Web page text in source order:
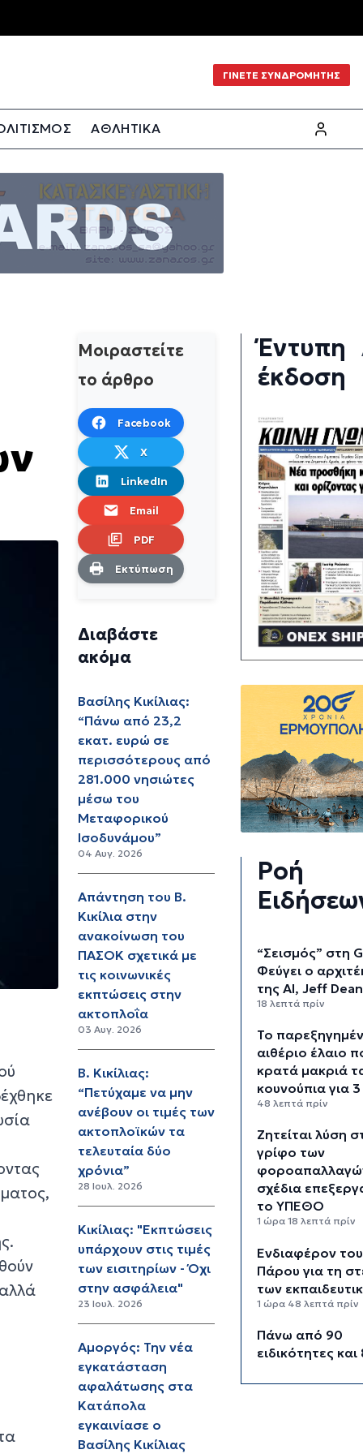
ΓΙΝΕΤΕ ΣΥΝΔΡΟΜΗΤΗΣ
ΑΘΛΗΤΙΚΑ
Μοιραστείτε
το άρθρο
Facebook
X
LinkedIn
Email
PDF
Εκτύπωση
Διαβάστε
ακόμα
Βασίλης Κικίλιας:
“Πάνω από 23,2
εκατ. ευρώ σε
περισσότερους από
281.000 νησιώτες
μέσω του
Μεταφορικού
Ισοδυνάμου”
04 Αυγ. 2026
Απάντηση του Β.
Κικίλια στην
ανακοίνωση του
ΠΑΣΟΚ σχετικά με
τις κοινωνικές
εκπτώσεις στην
ακτοπλοΐα
03 Αυγ. 2026
Β. Κικίλιας:
“Πετύχαμε να μην
ανέβουν οι τιμές των
ακτοπλοϊκών τα
τελευταία δύο
χρόνια”
28 Ιουλ. 2026
Κικίλιας: "Εκπτώσεις
υπάρχουν στις τιμές
των εισιτηρίων - Όχι
στην ασφάλεια"
23 Ιουλ. 2026
Αμοργός: Την νέα
εγκατάσταση
αφαλάτωσης στα
Κατάπολα
εγκαινίασε ο
Βασίλης Κικίλιας
Έντυπη
έκδοση
Ροή
“Σεισμός” στη
Φεύγει ο
της AI, Jeff Dean
18 λεπτά πρίν
Το
αιθέριο έλαιο
κρατά μακριά
κουνούπια για
48 λεπτά πρίν
Ζητείται λύση
γρίφο των
σχέδια
το ΥΠΕΘΟ
1 ώρα 18 λεπτά πρίν
Ενδιαφέρον
Πάρου για τη
των
1 ώρα 48 λεπτά πρίν
Πάνω από 90
ειδικότητες
ΣΑΕΚ